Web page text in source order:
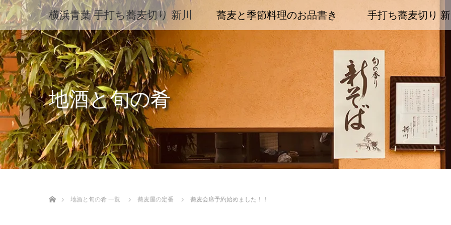
横浜青葉 手打ち蕎麦切り 新川 蕎麦と季節料理のお品書き 手打ち蕎麦切り
地酒と旬の肴
地酒と旬の肴 一覧
蕎麦屋の定番 蕎麦会席予約始めました！！